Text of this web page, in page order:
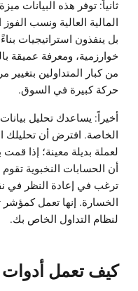
ثانياً: توفر هذه البيانات
المالية العالية ونسب
بل ينفذون استراتيجيات
خوارزمية، ومعرفة عميقة
من كبار المتداولين
حركة كبيرة في السوق.
أخيراً: يساعدك تحليل
الخاصة. افترض أن تحليلك
لعملة بديلة معينة؛ إذا
أن الحسابات النخبوية
ترغب في إعادة النظر في
الخسارة. إنها تعمل
لنظام التداول الخاص بك.
كيف تعمل أدوات